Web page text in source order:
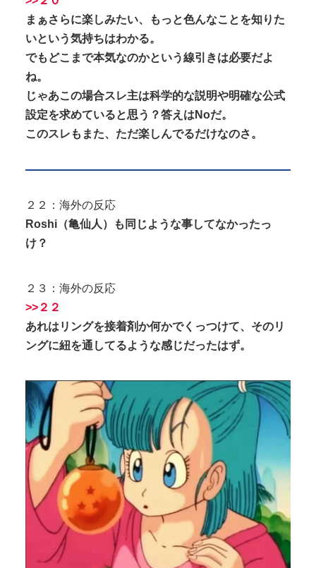
まぁさらに楽しみたい、もっと色んなことを知りた
いという気持ちはわかる。
でもどこまで本気なのかという線引きは必要だよ
ね。
じゃあこの場合スレ主は科学的な説明や明確な公式
設定を求めていると思う？答えはNoだ。
このスレもまた、ただ楽しんでるだけなのさ。
２２：海外の反応
Roshi（亀仙人）も同じような事してなかったっ
け？
２３：海外の反応
>>２２
あれはリングを接着剤か何かでくっつけて、そのリ
ングに紐を通してるような感じだったはず。